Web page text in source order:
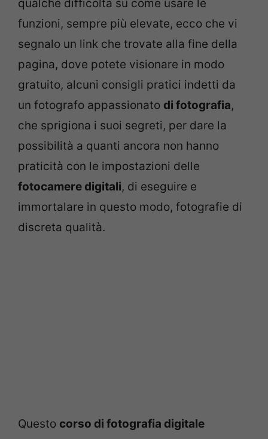
qualche difficoltà su come usare le
funzioni, sempre più elevate, ecco che vi
segnalo un link che trovate alla fine della
pagina, dove potete visionare in modo
gratuito, alcuni consigli pratici indetti da
un fotografo appassionato di fotografia,
che sprigiona i suoi segreti, per dare la
possibilità a quanti ancora non hanno
praticità con le impostazioni delle
fotocamere digitali, di eseguire e
immortalare in questo modo, fotografie di
discreta qualità.
Questo corso di fotografia digitale